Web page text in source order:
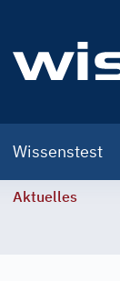
navigation
Wissenstest
Aktuelles